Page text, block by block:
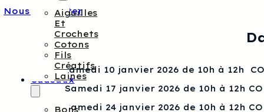
Aiguilles
Et
Crochets
Cotons
Fils
Créatifs
Laines
Cadeaux
Bons
Nous contacter
Samedi 10 janvier 2026 de 10h à 12h
Samedi 17 janvier 2026 de 10h à 12h
Samedi 24 janvier 2026 de 10h à 12h